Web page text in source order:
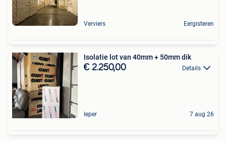
Verviers Eergisteren
Isolatie lot van 40mm + 50mm dik
€ 2.250,00 Details
Ieper 7 aug 26